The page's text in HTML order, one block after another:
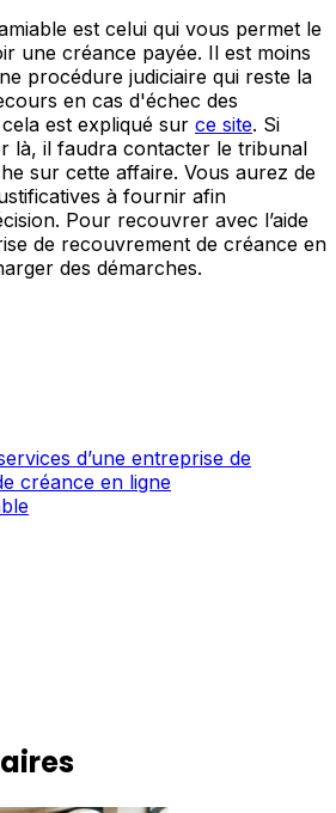
est celui qui vous permet le
une créance payée. Il est moins
procédure judiciaire qui reste la
en cas d'échec des
est expliqué sur ce site. Si
là, il faudra contacter le tribunal
sur cette affaire. Vous aurez de
à fournir afin
Pour recouvrer avec l’aide
de recouvrement de créance en
des démarches.
d’une entreprise de
créance en ligne